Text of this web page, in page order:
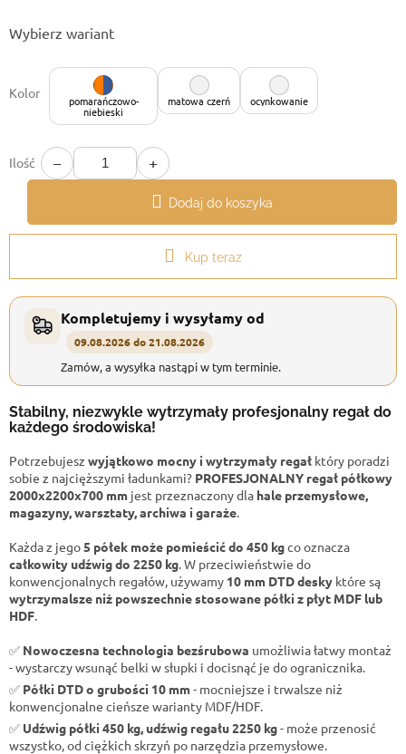
jednostkowa:
Wybierz wariant
Kolor pomarańczowo-
niebieski
matowa czerń ocynkowanie
Ilość − +
Dodaj do koszyka
Kup teraz
Kompletujemy i wysyłamy od
09.08.2026 do 21.08.2026
Zamów, a wysyłka nastąpi w tym terminie.
Stabilny, niezwykle wytrzymały profesjonalny regał do
każdego środowiska!
Potrzebujesz wyjątkowo mocny i wytrzymały regał który poradzi
sobie z najcięższymi ładunkami? PROFESJONALNY regał półkowy
2000x2200x700 mm jest przeznaczony dla hale przemysłowe,
magazyny, warsztaty, archiwa i garaże
Każda z jego 5 półek może pomieścić do 450 kgco oznacza
całkowity udźwig do 2250 kg . W przeciwieństwie do
konwencjonalnych regałów, używamy 10 mm DTD desky które są
wytrzymalsze niż powszechnie stosowane półki z płyt MDF lub
HDF
✅ Nowoczesna technologia bezśrubowa umożliwia łatwy montaż
- wystarczy wsunąć belki w słupki i docisnąć je do ogranicznika.
✅ Półki DTD o grubości 10 mm- mocniejsze i trwalsze niż
konwencjonalne cieńsze warianty MDF/HDF.
✅ Udźwig półki 450 kg, udźwig regału 2250 kg- może przenosić
wszystko, od ciężkich skrzyń po narzędzia przemysłowe.